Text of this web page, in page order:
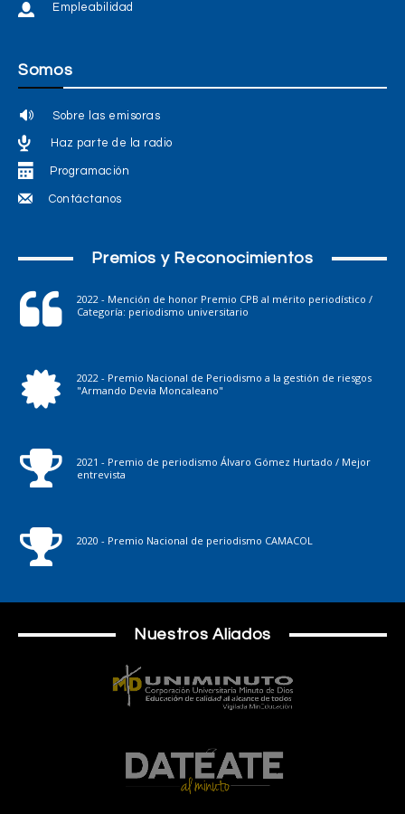
Empleabilidad
Somos
Sobre las emisoras
Haz parte de la radio
Programación
Contáctanos
Premios y Reconocimientos
2022 - Mención de honor Premio CPB al mérito periodístico /
Categoría: periodismo universitario
2022 - Premio Nacional de Periodismo a la gestión de riesgos
"Armando Devia Moncaleano"
2021 - Premio de periodismo Álvaro Gómez Hurtado / Mejor
entrevista
2020 - Premio Nacional de periodismo CAMACOL
Nuestros Aliados